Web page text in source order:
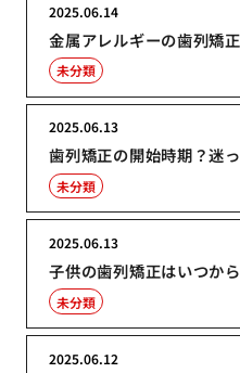
金属アレルギーの歯列矯
2025.06.14
未分類
歯列矯正の開始時期？迷
2025.06.13
未分類
子供の歯列矯正はいつか
2025.06.13
未分類
2025.06.12